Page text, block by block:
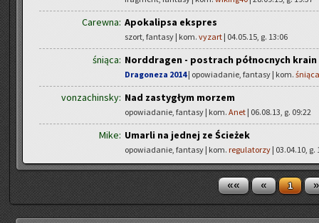
Carewna: Apokalipsa ekspres
szort, fantasy | kom. vyzart | 04.05.15, g. 13:06
śniąca: Norddragen - postrach północnych krain
Dragoneza 2014| opowiadanie, fantasy | kom. śniąca
vonzachinsky: Nad zastygłym morzem
opowiadanie, fantasy | kom. Anet | 06.08.13, g. 09:22
Mike: Umarli na jednej ze Ścieżek
opowiadanie, fantasy | kom. regulatorzy | 03.04.10, g.
«« « 1 »